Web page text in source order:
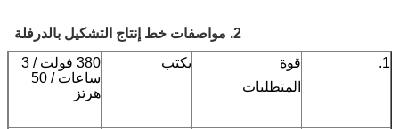
2. مواصفات خط إنتاج التشكيل بالدرفلة
1.
قوة
المتطلبات
يكتب
380 فولت / 3
ساعات / 50
هرتز